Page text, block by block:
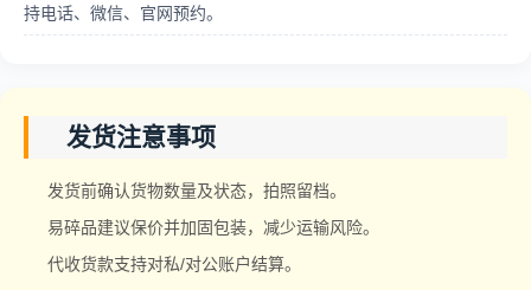
持电话、微信、官网预约。
发货注意事项
发货前确认货物数量及状态，拍照留档。
易碎品建议保价并加固包装，减少运输风险。
代收货款支持对私/对公账户结算。